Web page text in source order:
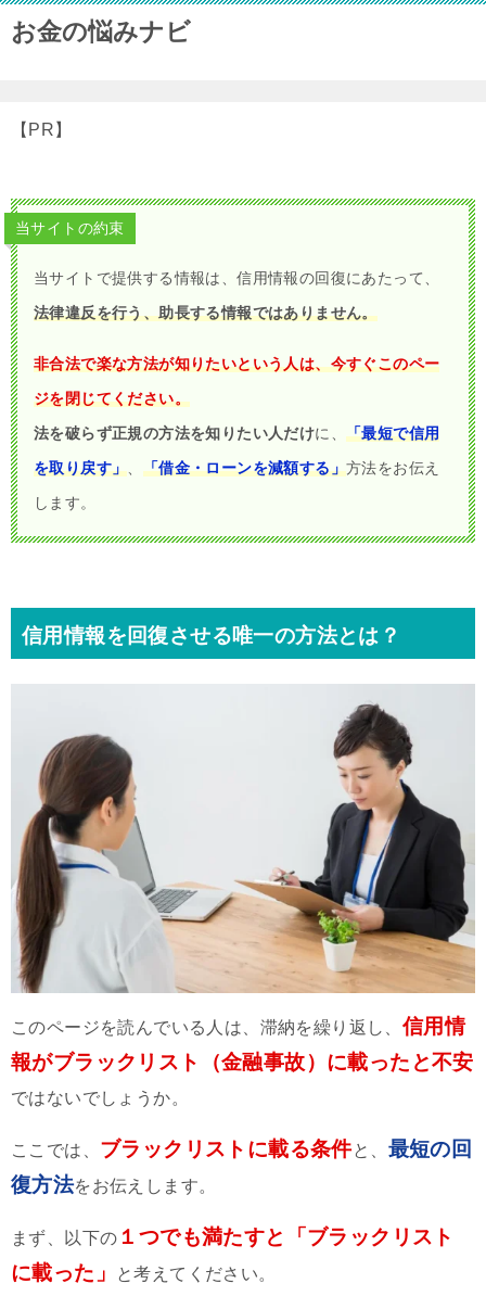
お金の悩みナビ
【PR】
当サイトの約束
当サイトで提供する情報は、信用情報の回復にあたって、
法律違反を行う、助長する情報ではありません。
非合法で楽な方法が知りたいという人は、今すぐこのペー
ジを閉じてください。
法を破らず正規の方法を知りたい人だけに、「最短で信用
を取り戻す」
「借金・ローンを減額する」方法をお伝え
します。
信用情報を回復させる唯一の方法とは？
このページを読んでいる人は、滞納を繰り返し、 信用情
報がブラックリスト（金融事故）に載ったと不安
ではないでしょうか。
ここでは、 ブラックリストに載る条件と、 最短の回
復方法をお伝えします。
まず、以下の １つでも満たすと「ブラックリスト
に載った」
と考えてください。